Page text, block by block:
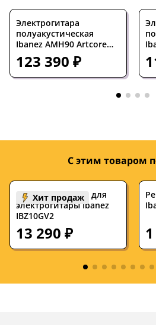
Дека
Гриф
клен,
Накладка на гриф
черное
Крепление грифа
Электрогитара
полуакустическая
Ibanez AMH90 Artcore
Full Hollowbody Black
123 390 ₽
С этим товаром
Хит продаж
Комбоусилитель для
электрогитары Ibanez
IBZ10GV2
13 290 ₽